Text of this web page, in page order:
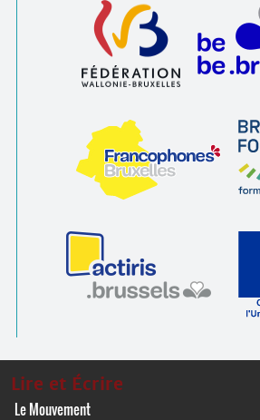
Lire et Écrire
Le Mouvement